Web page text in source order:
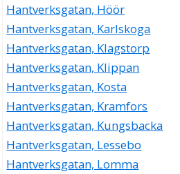
Hantverksgatan, Höör
Hantverksgatan, Karlskoga
Hantverksgatan, Klagstorp
Hantverksgatan, Klippan
Hantverksgatan, Kosta
Hantverksgatan, Kramfors
Hantverksgatan, Kungsbacka
Hantverksgatan, Lessebo
Hantverksgatan, Lomma